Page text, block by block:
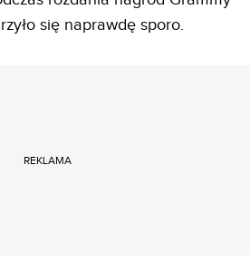
się naprawdę sporo.
REKLAMA